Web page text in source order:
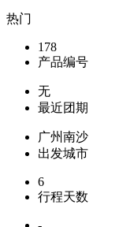
热门
178
产品编号
无
最近团期
广州南沙
出发城市
6
行程天数